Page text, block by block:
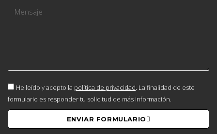
He leído y acepto la política de privacidad. La finalidad de este
formulario es responder tu solicitud de más información.
ENVIAR FORMULARIO